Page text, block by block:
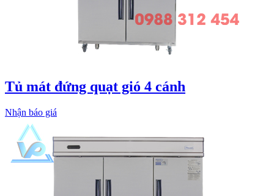
Tủ mát đứng quạt gió 4 cánh
Nhận báo giá